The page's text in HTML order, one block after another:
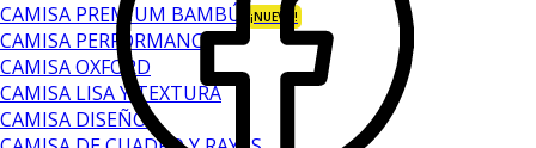
CAMISA PREMIUM BAMBÚ ¡NUEVO!
CAMISA PERFORMANCE
CAMISA OXFORD
CAMISA LISA Y TEXTURA
CAMISA DISEÑO